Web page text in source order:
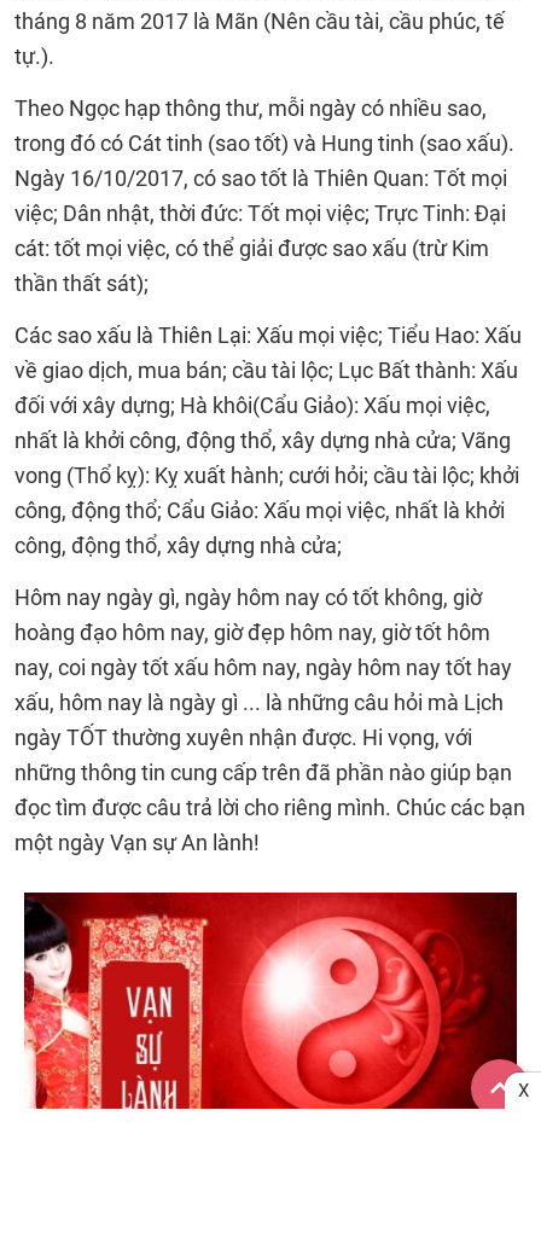
tháng 8 năm 2017 là Mãn (Nên cầu tài, cầu phúc, tế
tự.).
Theo Ngọc hạp thông thư, mỗi ngày có nhiều sao,
trong đó có Cát tinh (sao tốt) và Hung tinh (sao xấu).
Ngày 16/10/2017, có sao tốt là Thiên Quan: Tốt mọi
việc; Dân nhật, thời đức: Tốt mọi việc; Trực Tinh: Đại
cát: tốt mọi việc, có thể giải được sao xấu (trừ Kim
thần thất sát);
Các sao xấu là Thiên Lại: Xấu mọi việc; Tiểu Hao: Xấu
về giao dịch, mua bán; cầu tài lộc; Lục Bất thành: Xấu
đối với xây dựng; Hà khôi(Cẩu Giảo): Xấu mọi việc,
nhất là khởi công, động thổ, xây dựng nhà cửa; Vãng
vong (Thổ kỵ): Kỵ xuất hành; cưới hỏi; cầu tài lộc; khởi
công, động thổ; Cẩu Giảo: Xấu mọi việc, nhất là khởi
công, động thổ, xây dựng nhà cửa;
Hôm nay ngày gì, ngày hôm nay có tốt không, giờ
hoàng đạo hôm nay, giờ đẹp hôm nay, giờ tốt hôm
nay, coi ngày tốt xấu hôm nay, ngày hôm nay tốt hay
xấu, hôm nay là ngày gì ... là những câu hỏi mà Lịch
ngày TỐT thường xuyên nhận được. Hi vọng, với
những thông tin cung cấp trên đã phần nào giúp bạn
đọc tìm được câu trả lời cho riêng mình. Chúc các bạn
một ngày Vạn sự An lành!
X